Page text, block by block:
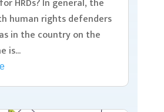
HRDs? In general, the
human rights defenders
in the country on the
is...